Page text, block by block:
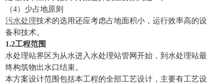
（4）少占地原则
污水处理技术的选用还应考虑占地面积小，运行效率高的设
备和技术。
1.2工程范围
水处理站界区为从水进入水处理站管网开始，到水处理站最
终构筑物出水口结束。
本方案设计范围包括本工程的全部工艺设计，主要有工艺设